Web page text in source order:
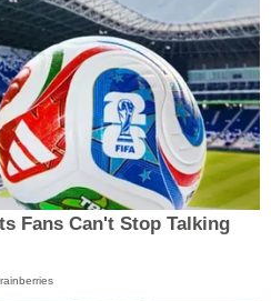
Fans Can't Stop Talking